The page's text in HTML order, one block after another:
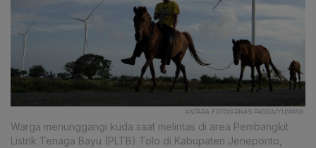
ANTARA FOTO/ARNAS PADDA/YU/AWW.
Warga menunggangi kuda saat melintas di area Pembangkit
Listrik Tenaga Bayu (PLTB) Tolo di Kabupaten Jeneponto,